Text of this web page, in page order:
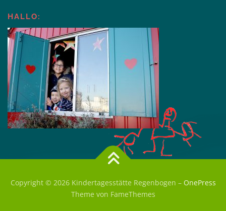
HALLO:
Copyright © 2026 Kindertagesstätte Regenbogen – OnePress
Theme von FameThemes